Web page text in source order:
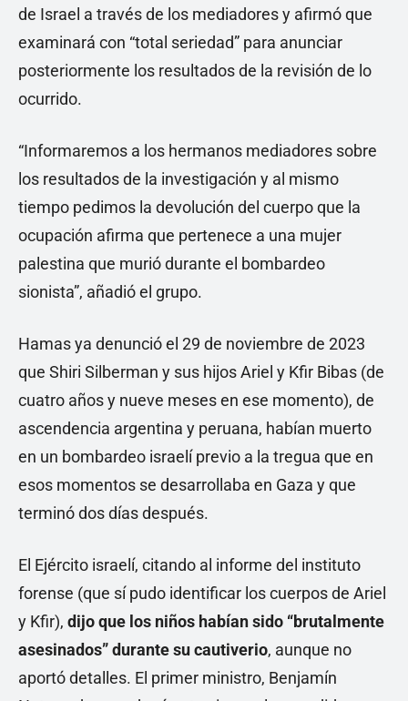
de Israel a través de los mediadores y afirmó que
examinará con “total seriedad” para anunciar
posteriormente los resultados de la revisión de lo
ocurrido.
“Informaremos a los hermanos mediadores sobre
los resultados de la investigación y al mismo
tiempo pedimos la devolución del cuerpo que la
ocupación afirma que pertenece a una mujer
palestina que murió durante el bombardeo
sionista”, añadió el grupo.
Hamas ya denunció el 29 de noviembre de 2023
que Shiri Silberman y sus hijos Ariel y Kfir Bibas (de
cuatro años y nueve meses en ese momento), de
ascendencia argentina y peruana, habían muerto
en un bombardeo israelí previo a la tregua que en
esos momentos se desarrollaba en Gaza y que
terminó dos días después.
El Ejército israelí, citando al informe del instituto
forense (que sí pudo identificar los cuerpos de Ariel
y Kfir), dijo que los niños habían sido “brutalmente
asesinados” durante su cautiverio, aunque no
aportó detalles. El primer ministro, Benjamín